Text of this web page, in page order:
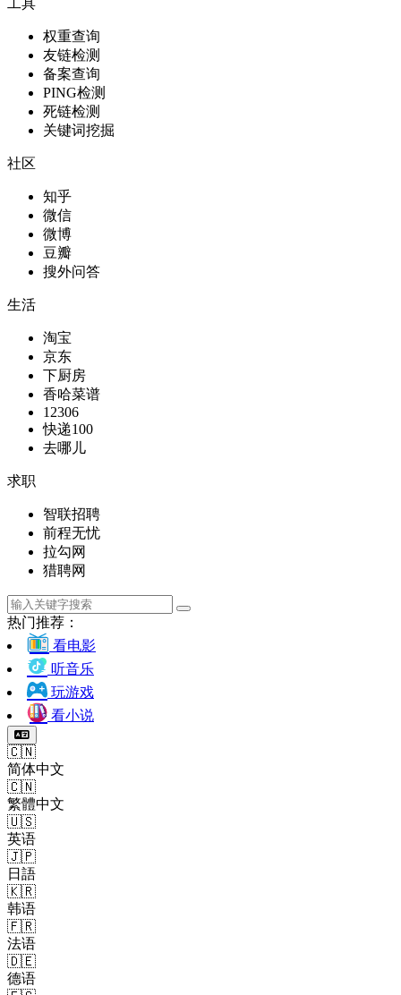
工具
权重查询
友链检测
备案查询
PING检测
死链检测
关键词挖掘
社区
知乎
微信
微博
豆瓣
搜外问答
生活
淘宝
京东
下厨房
香哈菜谱
12306
快递100
去哪儿
求职
智联招聘
前程无忧
拉勾网
猎聘网
热门推荐：
看电影
听音乐
玩游戏
看小说
🇨🇳
简体中文
🇨🇳
繁體中文
🇺🇸
英语
🇯🇵
日語
🇰🇷
韩语
🇫🇷
法语
🇩🇪
德语